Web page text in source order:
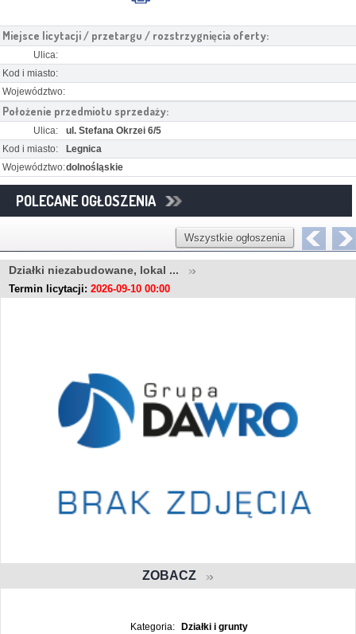
Miejsce licytacji / przetargu / rozstrzygnięcia oferty:
Ulica:
Kod i miasto:
Województwo:
Położenie przedmiotu sprzedaży:
Ulica:
ul. Stefana Okrzei 6/5
Kod i miasto:
Legnica
Województwo:dolnośląskie
POLECANE OGŁOSZENIA
Wszystkie ogłoszenia
Działki niezabudowane, lokal ...
Termin licytacji: 2026-09-10 00:00
ZOBACZ
Kategoria:
Działki i grunty